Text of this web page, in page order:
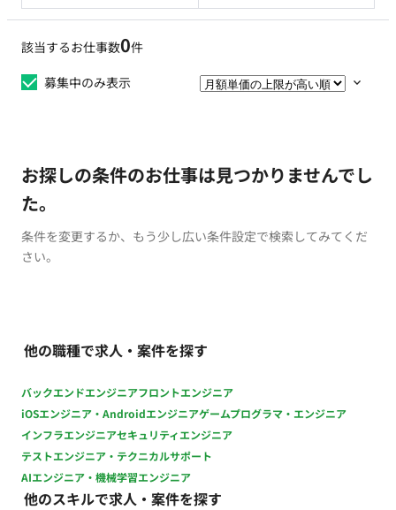
該当するお仕事数0件
募集中のみ表示
お探しの条件のお仕事は見つかりませんでし
た。
条件を変更するか、もう少し広い条件設定で検索してみてくだ
さい。
他の職種で求人・案件を探す
バックエンドエンジニアフロントエンジニア
iOSエンジニア・Androidエンジニアゲームプログラマ・エンジニア
インフラエンジニアセキュリティエンジニア
テストエンジニア・テクニカルサポート
AIエンジニア・機械学習エンジニア
他のスキルで求人・案件を探す